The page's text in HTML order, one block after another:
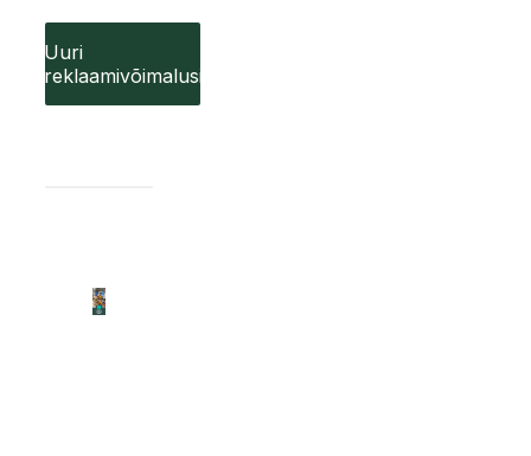
Uuri
reklaamivõimalusi